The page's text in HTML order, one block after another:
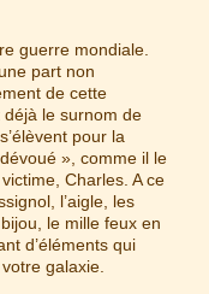
guerre mondiale.
part non
de cette
le surnom de
pour la
», comme il le
Charles. A ce
l’aigle, les
le mille feux en
d’éléments qui
galaxie.